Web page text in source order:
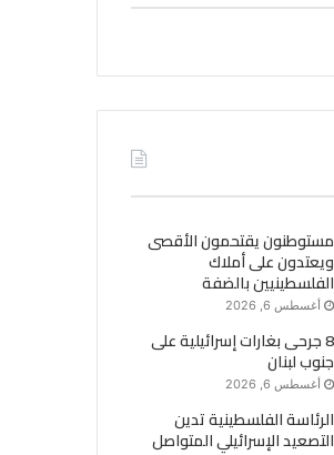
مستوطنون يقتحمون الأقصى
ويعتدون على أملاك
الفلسطينيين بالضفة
أغسطس 6, 2026
8 جرحى بغارات إسرائيلية على
جنوب لبنان
أغسطس 6, 2026
الرئاسة الفلسطينية تدين
التصعيد الإسرائيلي المتواصل